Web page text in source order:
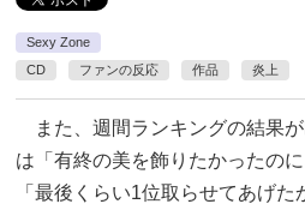
Sexy Zone
CD
ファンの反応 作品 炎上
また、週間ランキングの結果
は「有終の美を飾りたかったの
「最後くらい1位取らせてあげ